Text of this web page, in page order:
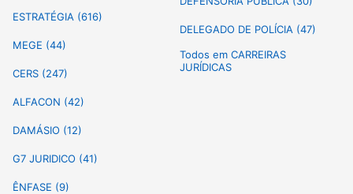
ESTRATÉGIA (616)
MEGE (44)
CERS (247)
ALFACON (42)
DAMÁSIO (12)
G7 JURIDICO (41)
ÊNFASE (9)
DELEGADO DE POLÍCIA (47)
Todos em CARREIRAS
JURÍDICAS